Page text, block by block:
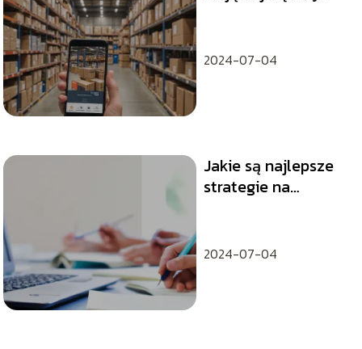
2024-07-04
Jakie są najlepsze
strategie na
zespołem?
2024-07-04